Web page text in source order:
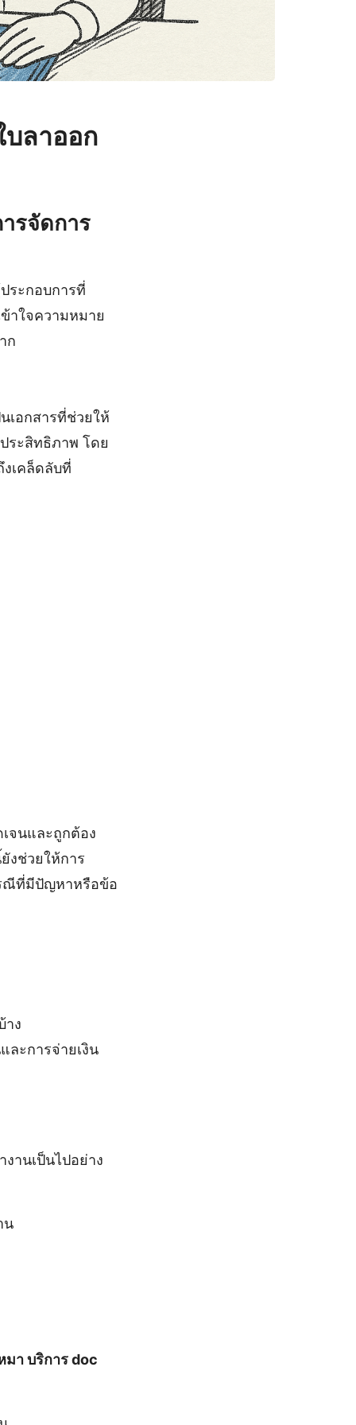
บลาออก
รจัดการ
ระกอบการที่
าใจความหมาย
ก
เอกสารที่ช่วยให้
ระสิทธิภาพ โดย
เคล็ดลับที่
จนและถูกต้อง
งช่วยให้การ
รณีที่มีปัญหาหรือข้อ
าง
ละการจ่ายเงิน
านเป็นไปอย่าง
น
มา บริการ doc